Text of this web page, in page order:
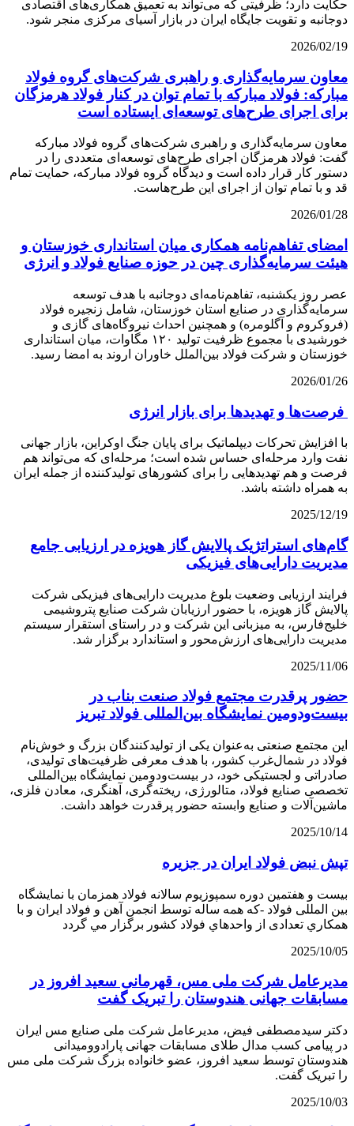
حکایت دارد؛ ظرفیتی که می‌تواند به تعمیق همکاری‌های اقتصادی
دوجانبه و تقویت جایگاه ایران در بازار آسیای مرکزی منجر شود.
2026/02/19
معاون سرمایه‌گذاری و راهبری شرکت‌های گروه فولاد
مبارکه: فولاد مبارکه با تمام توان در کنار فولاد هرمزگان
برای اجرای طرح‌های توسعه‌ای ایستاده است
معاون سرمایه‌گذاری و راهبری شرکت‌های گروه فولاد مبارکه
گفت: فولاد هرمزگان اجرای طرح‌های توسعه‌ای متعددی را در
دستور کار قرار داده است و دیدگاه گروه فولاد مبارکه، حمایت تمام
قد و با تمام توان از اجرای این طرح‌هاست.
2026/01/28
امضای تفاهم‌نامه همکاری میان استانداری خوزستان و
هیئت سرمایه‌گذاری چین در حوزه صنایع فولاد و انرژی
عصر روز یکشنبه، تفاهم‌نامه‌ای دوجانبه با هدف توسعه
سرمایه‌گذاری در صنایع استان خوزستان، شامل زنجیره فولاد
(فروکروم و آگلومره) و همچنین احداث نیروگاه‌های گازی و
خورشیدی با مجموع ظرفیت تولید ۱۲۰ مگاوات، میان استانداری
خوزستان و شرکت فولاد بین‌الملل خاوران اروند به امضا رسید.
2026/01/26
فرصت‌ها و تهدیدها برای بازار انرژی
با افزایش تحرکات دیپلماتیک برای پایان جنگ اوکراین، بازار جهانی
نفت وارد مرحله‌ای حساس شده است؛ مرحله‌ای که می‌تواند هم
فرصت و هم تهدیدهایی را برای کشورهای تولیدکننده از جمله ایران
به همراه داشته باشد.
2025/12/19
گام‌های استراتژیک پالایش گاز هویزه در ارزیابی جامع
مدیریت دارایی‌های فیزیکی
فرایند ارزیابی وضعیت بلوغ مدیریت دارایی‌های فیزیکی شرکت
پالایش گاز هویزه، با حضور ارزیابان شرکت صنایع پتروشیمی
خلیج‌فارس، به میزبانی این شرکت و در راستای استقرار سیستم
مدیریت دارایی‌های ارزش‌محور و استاندارد برگزار شد.
2025/11/06
حضور پرقدرت مجتمع فولاد صنعت بناب در
بیست‌و‌دومین نمایشگاه بین‌المللی فولاد تبریز
این مجتمع صنعتی به‌عنوان یکی از تولیدکنندگان بزرگ و خوش‌نام
فولاد در شمال‌غرب کشور، با هدف معرفی ظرفیت‌های تولیدی،
صادراتی و لجستیکی خود، در بیست‌و‌دومین نمایشگاه بین‌المللی
تخصصی صنایع فولاد، متالورژی، ریخته‌گری، آهنگری، معادن فلزی،
ماشین‌آلات و صنایع وابسته حضور پرقدرت خواهد داشت.
2025/10/14
تپش نبض فولاد ایران در جزیره
بیست و هفتمین دوره سمپوزيوم سالانه فولاد همزمان با نمایشگاه
بین المللی فولاد -كه همه ساله توسط انجمن آهن و فولاد ايران و با
همكاري تعدادی از واحدهاي فولاد كشور برگزار مي گردد
2025/10/05
مدیرعامل شرکت ملی مس، قهرمانی سعید افروز در
مسابقات جهانی هندوستان را تبریک گفت
دکتر سیدمصطفی فیض، مدیرعامل شرکت ملی صنایع مس ایران
در پیامی کسب مدال طلای مسابقات جهانی پارادوومیدانی
هندوستان توسط سعید افروز، عضو خانواده بزرگ شرکت ملی مس
را تبریک گفت.
2025/10/03